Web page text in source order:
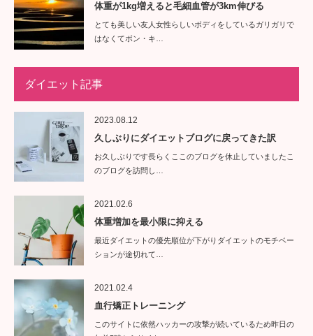
体重が1kg増えると毛細血管が3km伸びる
とても美しい友人女性らしいボディをしているガリガリで
はなくてボン・キ…
ダイエット記事
2023.08.12
久しぶりにダイエットブログに戻ってきた訳
お久しぶりです長らくここのブログを休止していましたこ
のブログを訪問し…
2021.02.6
体重増加を最小限に抑える
最近ダイエットの優先順位が下がりダイエットのモチベー
ションが途切れて…
2021.02.4
血行矯正トレーニング
このサイトに依然ハッカーの攻撃が続いているため昨日の